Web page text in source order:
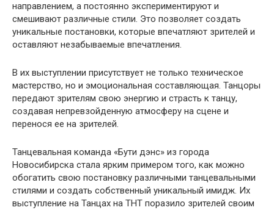
направлением, а постоянно экспериментируют и
смешивают различные стили. Это позволяет создать
уникальные постановки, которые впечатляют зрителей и
оставляют незабываемые впечатления.
В их выступлении присутствует не только техническое
мастерство, но и эмоциональная составляющая. Танцоры
передают зрителям свою энергию и страсть к танцу,
создавая непревзойденную атмосферу на сцене и
перенося ее на зрителей.
Танцевальная команда «Бути дэнс» из города
Новосибирска стала ярким примером того, как можно
обогатить свою постановку различными танцевальными
стилями и создать собственный уникальный имидж. Их
выступление на Танцах на ТНТ поразило зрителей своим